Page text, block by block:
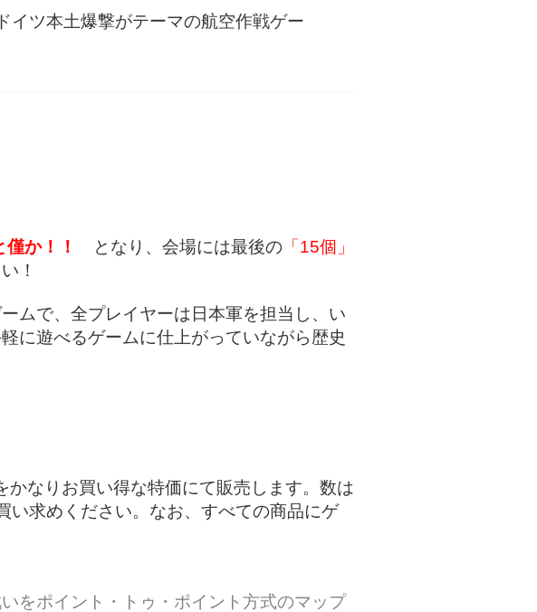
イツ本土爆撃がテーマの航空作戦ゲー
か！！ となり、会場には最後の「15個」
！
ムで、全プレイヤーは日本軍を担当し、い
に遊べるゲームに仕上がっていながら歴史
なりお買い得な特価にて販売します。数は
い求めください。なお、すべての商品にゲ
をポイント・トゥ・ポイント方式のマップ